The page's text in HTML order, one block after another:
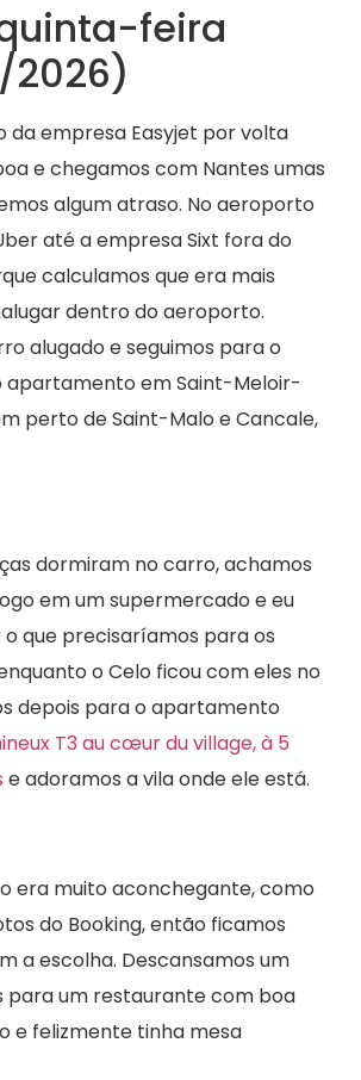
feira
da empresa Easyjet por volta
e chegamos com Nantes umas
algum atraso. No aeroporto
até a empresa Sixt fora do
calculamos que era mais
dentro do aeroporto.
alugado e seguimos para o
apartamento em Saint-Meloir-
perto de Saint-Malo e Cancale,
dormiram no carro, achamos
em um supermercado e eu
que precisaríamos para os
o Celo ficou com eles no
depois para o apartamento
T3 au cœur du village, à 5
e adoramos a vila onde ele está.
era muito aconchegante, como
do Booking, então ficamos
a escolha. Descansamos um
para um restaurante com boa
e felizmente tinha mesa